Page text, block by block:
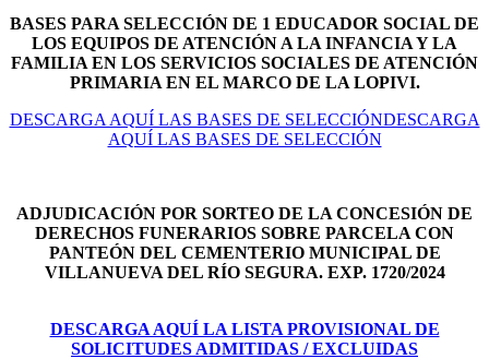
BASES PARA SELECCIÓN DE 1 EDUCADOR SOCIAL DE
LOS EQUIPOS DE ATENCIÓN A LA INFANCIA Y LA
FAMILIA EN LOS SERVICIOS SOCIALES DE ATENCIÓN
PRIMARIA EN EL MARCO DE LA LOPIVI.
DESCARGA AQUÍ LAS BASES DE SELECCIÓNDESCARGA
AQUÍ LAS BASES DE SELECCIÓN
ADJUDICACIÓN POR SORTEO DE LA CONCESIÓN DE
DERECHOS FUNERARIOS SOBRE PARCELA CON
PANTEÓN DEL CEMENTERIO MUNICIPAL DE
VILLANUEVA DEL RÍO SEGURA. EXP. 1720/2024
DESCARGA AQUÍ LA LISTA PROVISIONAL DE
SOLICITUDES ADMITIDAS / EXCLUIDAS